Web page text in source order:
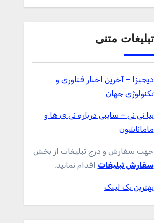
تبلیغات متنی
دیجیزا – آخرین اخبار فناوری و
تکنولوژی جهان
بیا نی نی – سایتی درباره نی ی ها و
ماماناشون
جهت سفارش و درج تبلیغات از بخش
سفارش تبلیغات اقدام نمایید.
بهترین بک لینک